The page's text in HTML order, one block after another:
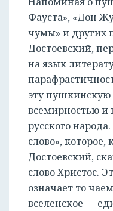
Фауста», «Дон
чумы» и других
Достоевский,
на язык
эту пушкинскую
всемирностью и
русского
слово», которое,
Достоевский,
слово Христос.
означает то
вселенское —